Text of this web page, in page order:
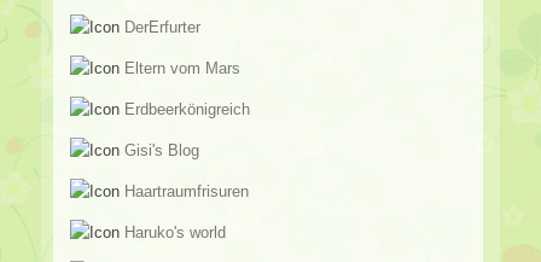
DerErfurter
Eltern vom Mars
Erdbeerkönigreich
Gisi's Blog
Haartraumfrisuren
Haruko's world